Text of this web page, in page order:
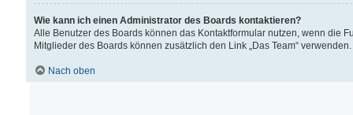
Wie kann ich einen Administrator des Boards kontaktieren?
Alle Benutzer des Boards können das Kontaktformular nutzen, wenn die
Mitglieder des Boards können zusätzlich den Link „Das Team“ verwenden.
Nach oben